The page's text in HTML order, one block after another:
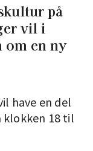
på
vil i
om en ny
have en del
klokken 18 til